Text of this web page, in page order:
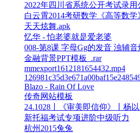
2022年四川省系统公开考试录
白云霄2014考研数学《高等数
天天炫舞.apk
忆华 - 怕老婆就是爱老婆
008-第8课 字母Gg的发音 浊辅音
金融背景PPT模板_.rar
mmexport1612181654432.mp4
Blazo - Rain Of Love
传奇网站模板
24.1028丨《审美即信仰》丨杨
新托福考试专项进阶中级听力
杭州2015兔兔